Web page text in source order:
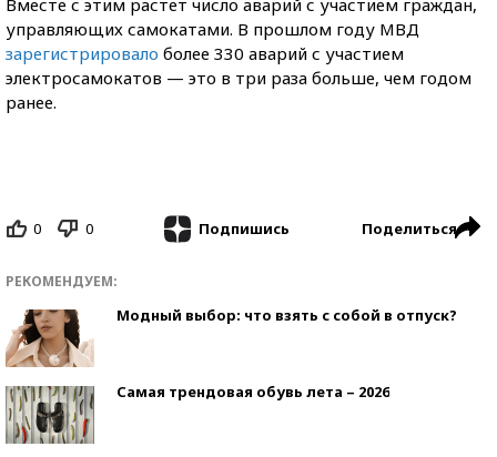
управляющих самокатами. В прошлом году МВД
зарегистрировало более 330 аварий с участием
электросамокатов — это в три раза больше, чем годом
ранее.
0 0 Подпишись Поделиться
РЕКОМЕНДУЕМ:
Модный выбор: что взять с собой в отпуск?
Самая трендовая обувь лета – 2026